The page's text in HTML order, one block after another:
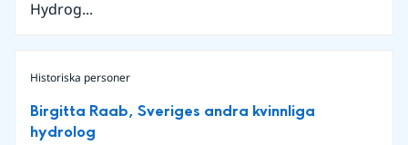
Hydrog...
Historiska personer
Birgitta Raab, Sveriges andra kvinnliga
hydrolog